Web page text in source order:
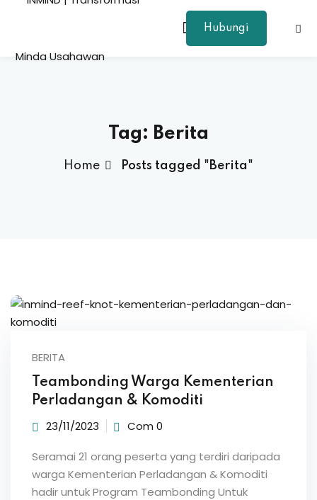
Hubungi
Tag: Berita
Home Posts tagged "Berita"
BERITA
Teambonding Warga Kementerian
Perladangan & Komoditi
23/11/2023 Com 0
Seramai 21 orang peserta yang terdiri daripada
warga Kementerian Perladangan & Komoditi
hadir untuk Program Teambonding Untuk
Sign up